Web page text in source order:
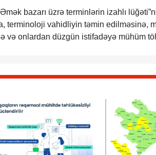
bazarı üzrə terminlərin izahlı
terminoloji vahidliyin təmin edilməsinə,
və onlardan düzgün istifadəyə mühüm